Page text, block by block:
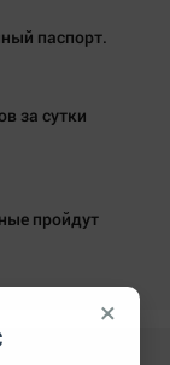
паспорт.
за сутки
пройдут
×